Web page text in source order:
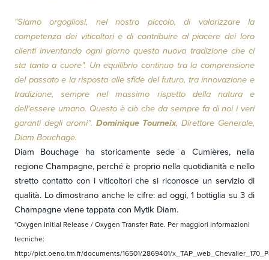
"Siamo orgogliosi, nel nostro piccolo, di valorizzare la
competenza dei viticoltori e di contribuire al piacere dei loro
clienti inventando ogni giorno questa nuova tradizione che ci
sta tanto a cuore". Un equilibrio continuo tra la comprensione
del passato e la risposta alle sfide del futuro, tra innovazione e
tradizione, sempre nel massimo rispetto della natura e
dell'essere umano. Questo è ciò che da sempre fa di noi i veri
garanti degli aromi”. Dominique Tourneix, Direttore Generale,
Diam Bouchage.
Diam Bouchage ha storicamente sede a Cumières, nella
regione Champagne, perché è proprio nella quotidianità e nello
stretto contatto con i viticoltori che si riconosce un servizio di
qualità. Lo dimostrano anche le cifre: ad oggi, 1 bottiglia su 3 di
Champagne viene tappata con Mytik Diam.
*Oxygen Initial Release / Oxygen Transfer Rate. Per maggiori informazioni
tecniche:
http://pict.oeno.tm.fr/documents/16501/2869401/